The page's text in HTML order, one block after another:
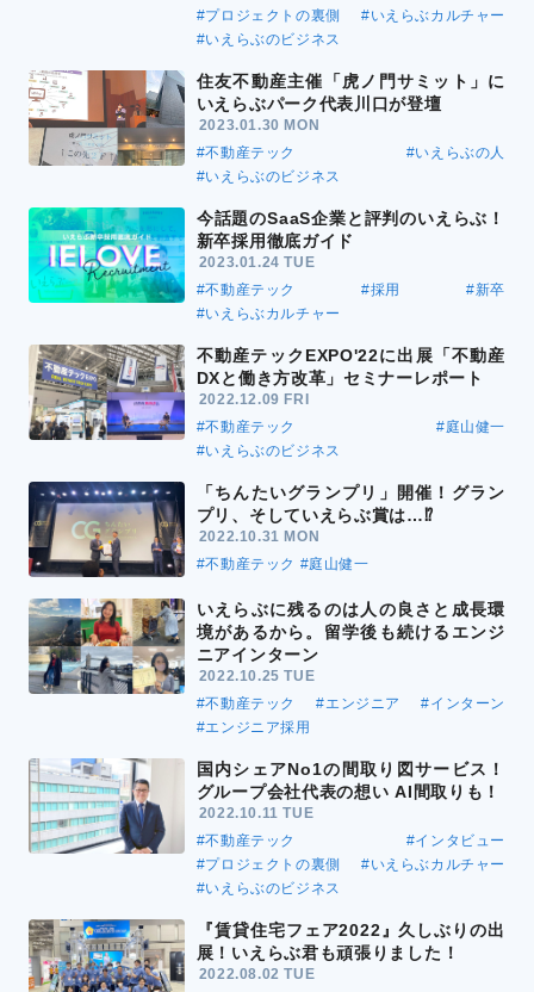
#プロジェクトの裏側
#いえらぶカルチャー
#いえらぶのビジネス
住友不動産主催「虎ノ門サミット」に
いえらぶパーク代表川口が登壇
2023.01.30 MON
#不動産テック
#いえらぶの人
#いえらぶのビジネス
今話題のSaaS企業と評判のいえらぶ！
新卒採用徹底ガイド
2023.01.24 TUE
#不動産テック
#採用
#新卒
#いえらぶカルチャー
不動産テックEXPO'22に出展「不動産
DXと働き方改革」セミナーレポート
2022.12.09 FRI
#不動産テック
#庭山健一
#いえらぶのビジネス
「ちんたいグランプリ」開催！グラン
プリ、そしていえらぶ賞は…⁉
2022.10.31 MON
#不動産テック #庭山健一
いえらぶに残るのは人の良さと成長環
境があるから。留学後も続けるエンジ
ニアインターン
2022.10.25 TUE
#不動産テック
#エンジニア
#インターン
#エンジニア採用
国内シェアNo1の間取り図サービス！
グループ会社代表の想い AI間取りも！
2022.10.11 TUE
#不動産テック
#インタビュー
#プロジェクトの裏側
#いえらぶカルチャー
#いえらぶのビジネス
『賃貸住宅フェア2022』久しぶりの出
展！いえらぶ君も頑張りました！
2022.08.02 TUE